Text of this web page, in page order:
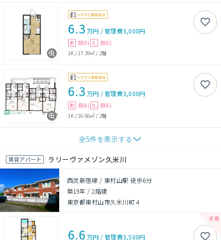
6.3 万円 /管理費3,000円
敷 無料 礼 無料
1K /17.39㎡ / 2階
6.3 万円 /管理費3,000円
敷 無料 礼 無料
1K /16.66㎡ / 2階
全5件を表示する
賃貸アパート ラリーヴァメゾン久米川
西武新宿線 / 東村山駅 徒歩6分
築19年 /2階建
東京都東村山市久米川町４
6.6 万円 /管理費3,500円